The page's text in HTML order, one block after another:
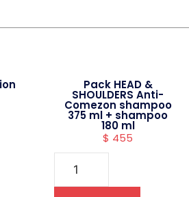
Pack HEAD &
SHOULDERS Anti-
Comezon shampoo
375 ml + shampoo
180 ml
$ 455